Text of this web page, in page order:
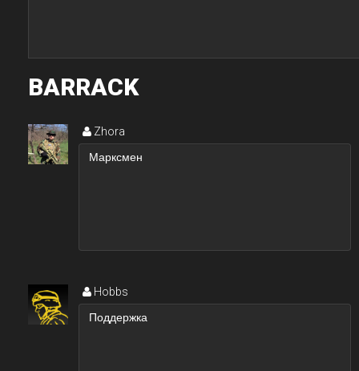
BARRACK
Zhorа
Hobbs